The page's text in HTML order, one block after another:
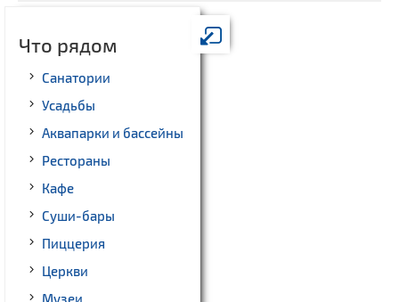
Что рядом
Санатории
Усадьбы
Аквапарки и бассейны
Рестораны
Кафе
Суши-бары
Пиццерия
Церкви